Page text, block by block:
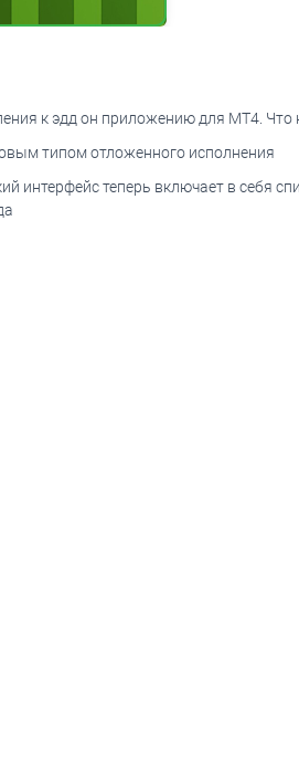
к эдд он приложению для MT4. Что
типом отложенного исполнения
интерфейс теперь включает в себя